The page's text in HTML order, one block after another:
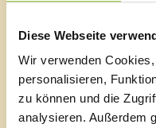
Diese Webseite
Wir verwenden
personalisieren,
zu können und die
analysieren. Außerdem
A-6820 Frastanz,
T0043 5522 51534-0
F 0043 5522 51534-6
E-Mail an das